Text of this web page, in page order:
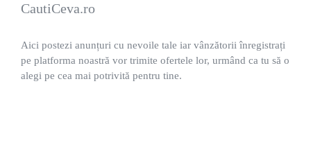
CautiCeva.ro
Aici postezi anunțuri cu nevoile tale iar vânzătorii înregistrați
pe platforma noastră vor trimite ofertele lor, urmând ca tu să o
alegi pe cea mai potrivită pentru tine.